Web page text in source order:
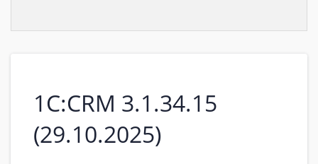
1С:CRM 3.1.34.15
(29.10.2025)